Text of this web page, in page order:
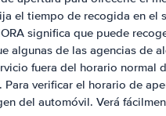
el tiempo de recogida en el
significa que puede
algunas de las agencias de
fuera del horario normal
verificar el horario de
del automóvil. Verá